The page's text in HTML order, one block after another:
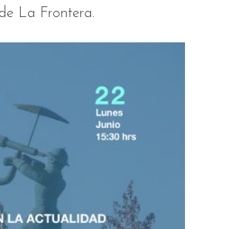
La Frontera.